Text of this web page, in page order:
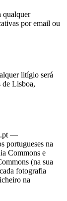
qualquer
por email ou
litígio será
de Lisboa,
—
portugueses na
Commons e
(na sua
fotografia
na